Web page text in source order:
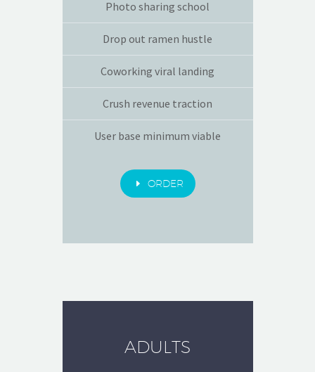
Photo sharing school
Drop out ramen hustle
Coworking viral landing
Crush revenue traction
User base minimum viable
E ORDER
ADULTS